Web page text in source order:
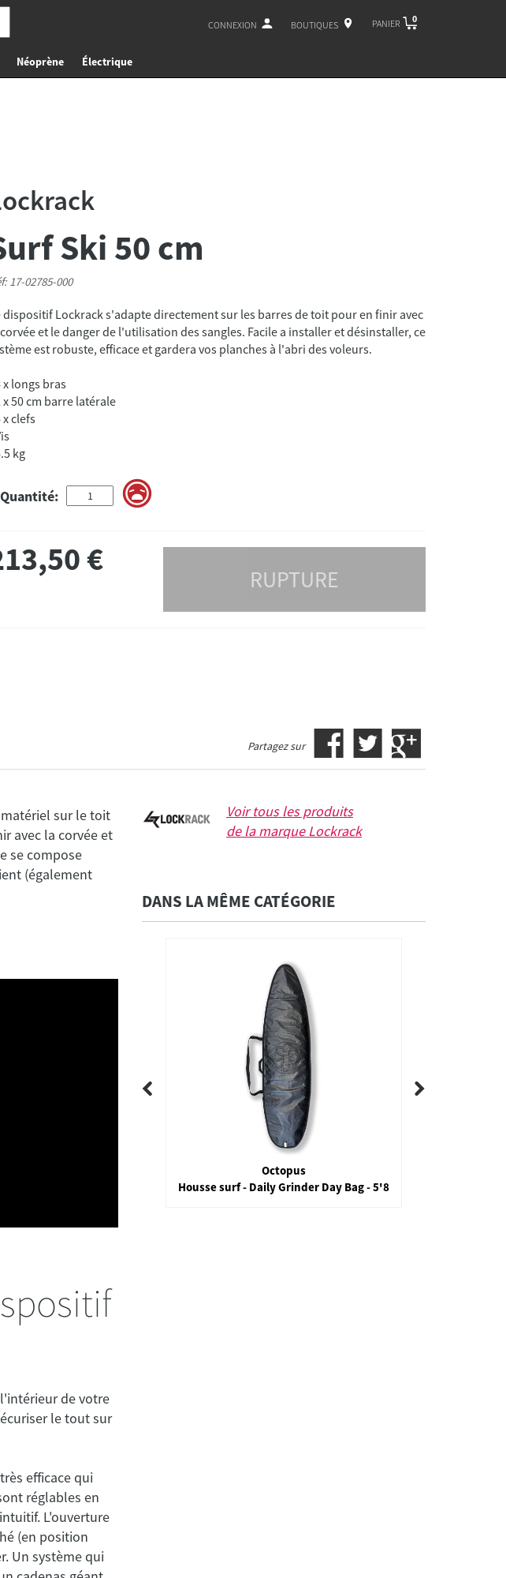
CONNEXION BOUTIQUES PANIER 0
Néoprène Électrique
Ski 50 cm
17-02785-000
dispositif Lockrack s'adapte directement sur les barres de toit pour en finir avec
et le danger de l'utilisation des sangles. Facile a installer et désinstaller, ce
est robuste, efficace et gardera vos planches à l'abri des voleurs.
x longs bras
x 50 cm barre latérale
x clefs
kg
Quantité:
€
RUPTURE
Partagez sur
sur le toit
avec la corvée et
se compose
(également
de votre
le tout sur
efficace qui
réglables en
L'ouverture
(en position
Un système qui
Voir tous les produits
de la marqueLockrack
DANS LA MÊME CATÉGORIE
Octopus
Housse surf - Daily Grinder Day Bag - 5'8